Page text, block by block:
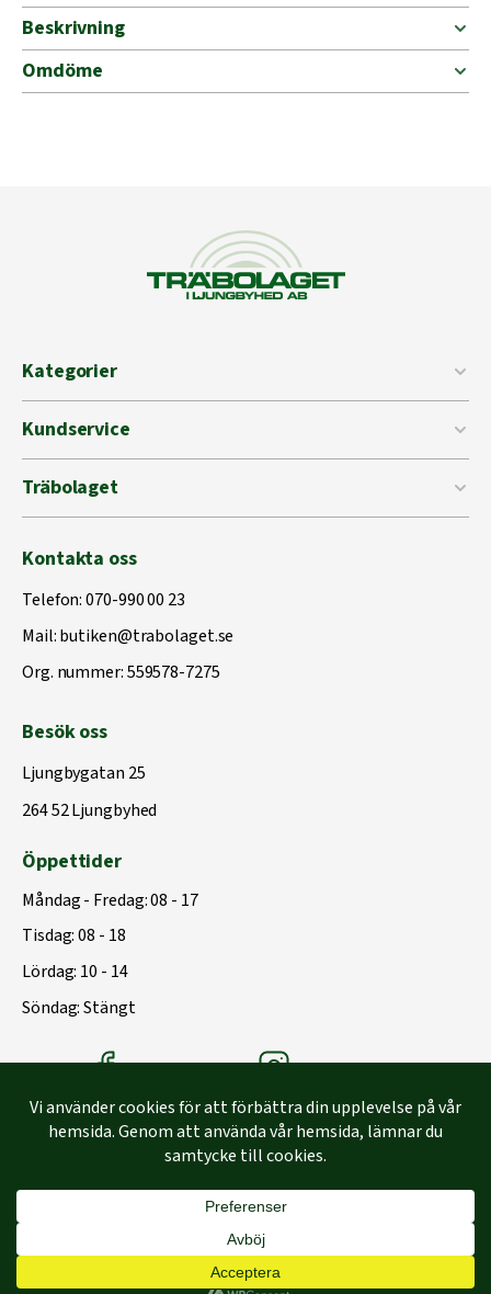
Beskrivning
Omdöme
Kategorier
Kundservice
Träbolaget
Kontakta oss
Telefon:070-990 00 23
Mail:butiken@trabolaget.se
Org. nummer: 559578-7275
Besök oss
Ljungbygatan 25
264 52 Ljungbyhed
Öppettider
Måndag - Fredag: 08 - 17
Tisdag: 08 - 18
Lördag: 10 - 14
Söndag: Stängt
Träbolagets FacebookTräbolagets instagram
Byggd med avCapace Media | Webbyrå Malmö